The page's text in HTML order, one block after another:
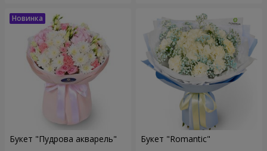
Букет "Пудрова акварель" Букет "Romantic"